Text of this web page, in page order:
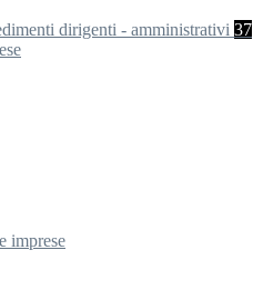
dirigenti - amministrativi 37
imprese